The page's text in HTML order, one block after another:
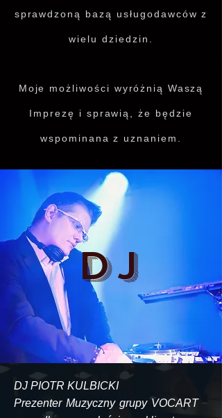
sprawdzoną bazą usługodawców z
wielu dziedzin.
Moje możliwości wyróżnią Waszą
Imprezę i sprawią, że będzie
wspominana z uznaniem.
DJ
DJ PIOTR KULBICKI
Prezenter Muzyczny grupy VOCART